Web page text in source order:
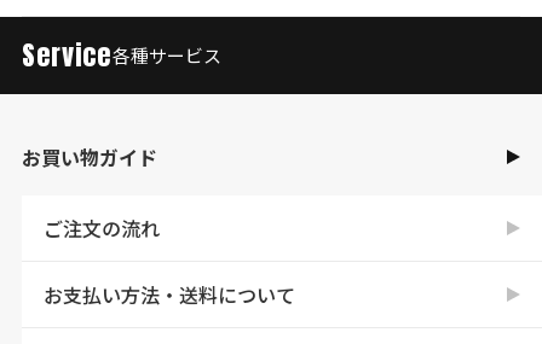
Service各種サービス
お買い物ガイド
ご注文の流れ
お支払い方法・送料について